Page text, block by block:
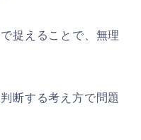
捉えることで、無理
断する考え方で問題